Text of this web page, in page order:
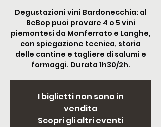
Degustazioni vini Bardonecchia: al
BeBop puoi provare 4 o 5 vini
piemontesi da Monferrato e Langhe,
con spiegazione tecnica, storia
delle cantine e tagliere di salumi e
formaggi. Durata 1h30/2h.
I biglietti non sono in
vendita
Scopri gli altri eventi